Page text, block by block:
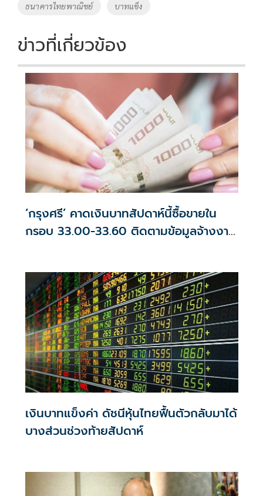
ธนาคารไทยพาณิชย์ บาทแข็ง
ข่าวที่เกี่ยวข้อง
‘กรุงศรี’ คาดเงินบาทสัปดาห์นี้ซื้อขายใน
กรอบ 33.00-33.60 ติดตามข้อมูลจ้างงาน
เงินบาทแข็งค่า ดัชนีหุ้นไทยฟื้นตัวกลับมาได้
บางส่วนช่วงท้ายสัปดาห์